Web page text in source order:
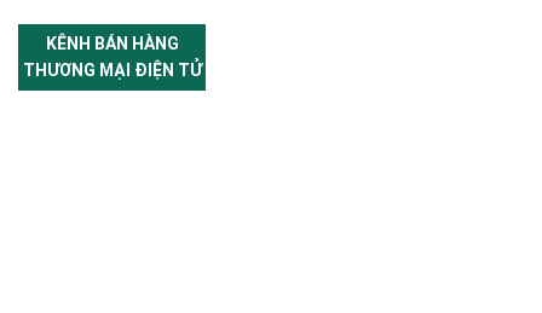
KÊNH BÁN HÀNG
THƯƠNG MẠI ĐIỆN TỬ